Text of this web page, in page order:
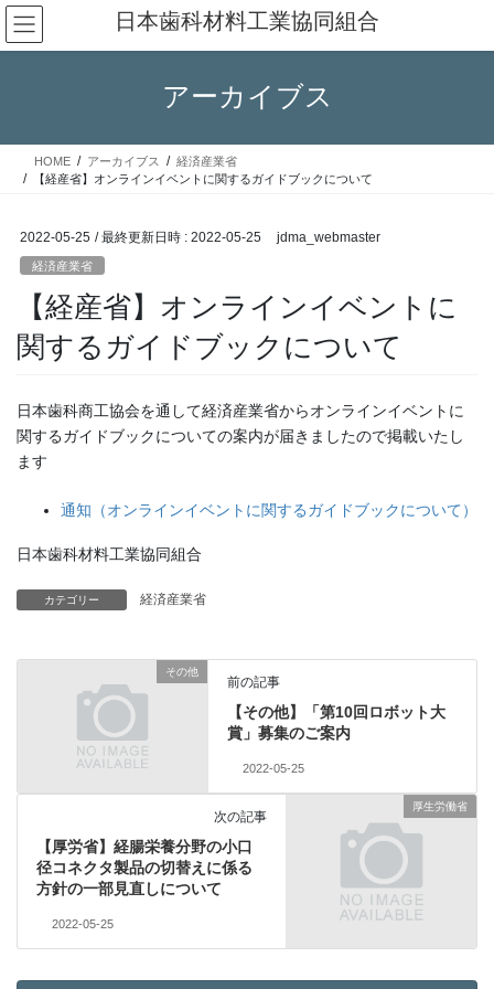
コ
ン
テ
ス
ナ
ビ
ゲ
ン
日本歯科材料工業協同組合
アーカイブス
HOME アーカイブス
経済産業省
【経産省】オンラインイベントに関するガイドブックについて
2022-05-25 / 最終更新日時 : 2022-05-25 jdma_webmaster
経済産業省
【経産省】オンラインイベントに
関するガイドブックについて
日本歯科商工協会を通して経済産業省からオンラインイベントに
関するガイドブックについての案内が届きましたので掲載いたし
ます
通知（オンラインイベントに関するガイドブックについて）
日本歯科材料工業協同組合
カテゴリー 経済産業省
その他
前の記事
【その他】「第10回ロボット大
賞」募集のご案内
2022-05-25
厚生労働省
次の記事
【厚労省】経腸栄養分野の小口
径コネクタ製品の切替えに係る
方針の一部見直しについて
2022-05-25